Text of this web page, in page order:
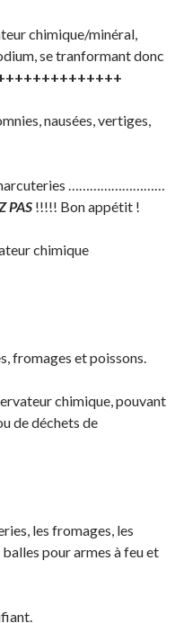
chimique/minéral,
se tranformant donc
nausées, vertiges,
………………………
PAS !!!!! Bon appétit !
chimique
fromages et poissons.
chimique, pouvant
de déchets de
les fromages, les
pour armes à feu et